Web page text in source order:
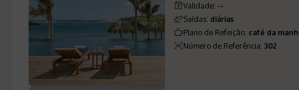
Validade: --
Saídas: diárias
Plano de Refeição: café da
Número de Referência:302